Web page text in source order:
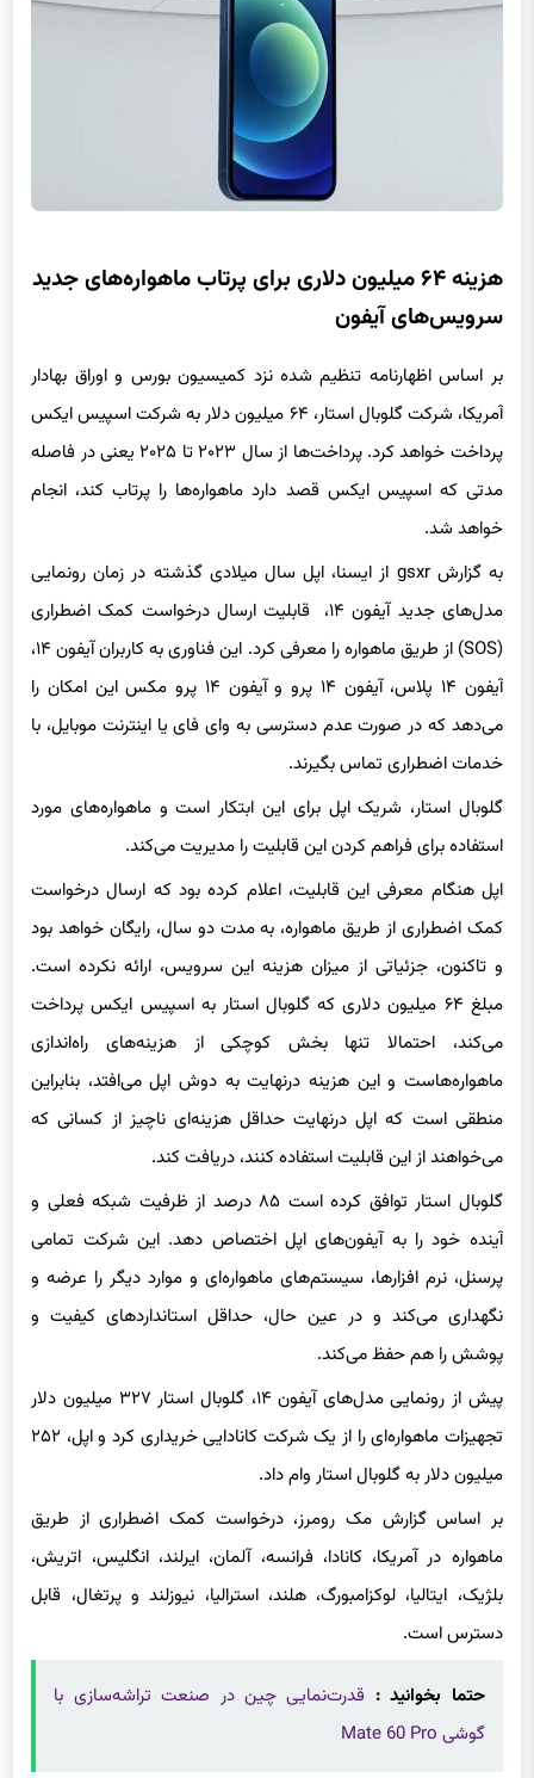
هزینه ۶۴ میلیون دلاری برای پرتاب ماهواره‌های جدید
سرویس‌های آیفون
بر اساس اظهارنامه تنظیم شده نزد کمیسیون بورس و اوراق بهادار
آمریکا، شرکت گلوبال استار، ۶۴ میلیون دلار به شرکت اسپیس ایکس
پرداخت خواهد کرد. پرداخت‌ها از سال ۲۰۲۳ تا ۲۰۲۵ یعنی در فاصله
مدتی که اسپیس ایکس قصد دارد ماهواره‌ها را پرتاب کند، انجام
خواهد شد.
به گزارش gsxr از ایسنا، اپل سال میلادی گذشته در زمان رونمایی
مدل‌های جدید آیفون ۱۴، قابلیت ارسال درخواست کمک اضطراری
(SOS) از طریق ماهواره را معرفی کرد. این فناوری به کاربران آیفون ۱۴،
آیفون ۱۴ پلاس، آیفون ۱۴ پرو و آیفون ۱۴ پرو مکس این امکان را
می‌دهد که در صورت عدم دسترسی به وای فای یا اینترنت موبایل، با
خدمات اضطراری تماس بگیرند.
گلوبال استار، شریک اپل برای این ابتکار است و ماهواره‌های مورد
استفاده برای فراهم کردن این قابلیت را مدیریت می‌کند.
اپل هنگام معرفی این قابلیت، اعلام کرده بود که ارسال درخواست
کمک اضطراری از طریق ماهواره، به مدت دو سال، رایگان خواهد بود
و تاکنون، جزئیاتی از میزان هزینه این سرویس، ارائه نکرده است.
مبلغ ۶۴ میلیون دلاری که گلوبال استار به اسپیس ایکس پرداخت
می‌کند، احتمالا تنها بخش کوچکی از هزینه‌های راه‌اندازی
ماهواره‌هاست و این هزینه درنهایت به دوش اپل می‌افتد، بنابراین
منطقی است که اپل درنهایت حداقل هزینه‌ای ناچیز از کسانی که
می‌خواهند از این قابلیت استفاده کنند، دریافت کند.
گلوبال استار توافق کرده است ۸۵ درصد از ظرفیت شبکه فعلی و
آینده خود را به آیفون‌های اپل اختصاص دهد. این شرکت تمامی
پرسنل، نرم افزارها، سیستم‌های ماهواره‌ای و موارد دیگر را عرضه و
نگهداری می‌کند و در عین حال، حداقل استانداردهای کیفیت و
پوشش را هم حفظ می‌کند.
پیش از رونمایی مدل‌های آیفون ۱۴، گلوبال استار ۳۲۷ میلیون دلار
تجهیزات ماهواره‌ای را از یک شرکت کانادایی خریداری کرد و اپل، ۲۵۲
میلیون دلار به گلوبال استار وام داد.
بر اساس گزارش مک رومرز، درخواست کمک اضطراری از طریق
ماهواره در آمریکا، کانادا، فرانسه، آلمان، ایرلند، انگلیس، اتریش،
بلژیک، ایتالیا، لوکزامبورگ، هلند، استرالیا، نیوزلند و پرتغال، قابل
دسترس است.
حتما بخوانید : قدرت‌نمایی چین در صنعت تراشه‌سازی با
گوشی Mate 60 Pro